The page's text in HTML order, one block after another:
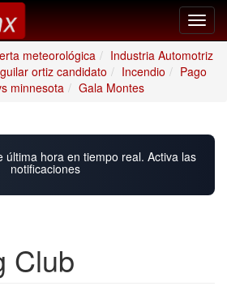
meteorológica
Industria Automotriz
ortiz candidato Incendio
Pago
minnesota
Gala Montes
última hora en tiempo real. Activa las
notificaciones
Club